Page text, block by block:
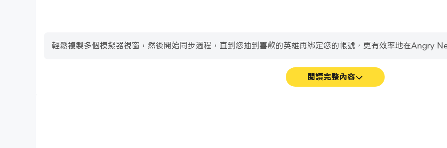
輕鬆複製多個模擬器視窗，然後開始同步過程，直到您抽到喜歡的英雄再綁定您的帳號，更有效率地在Angry
閱讀完整內容